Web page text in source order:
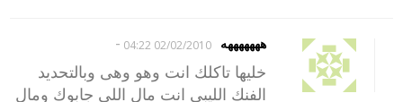
هههههههه 02/02/2010 04:22
-
خليها تاكلك انت وهو وهى وبالتحديد
الفنك الليبى انت مال اللى جابوك ومال